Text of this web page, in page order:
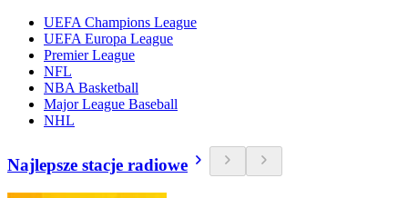
UEFA Champions League
UEFA Europa League
Premier League
NFL
NBA Basketball
Major League Baseball
NHL
Najlepsze stacje radiowe